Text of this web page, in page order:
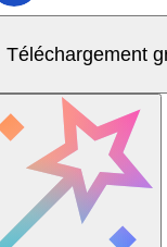
Téléchargement